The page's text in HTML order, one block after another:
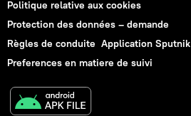
Politique relative aux cookies
Protection des données – demande
Règles de conduite Application Sputnik
Preferences en matiere de suivi